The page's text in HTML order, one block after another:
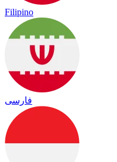
Filipino
فارسی